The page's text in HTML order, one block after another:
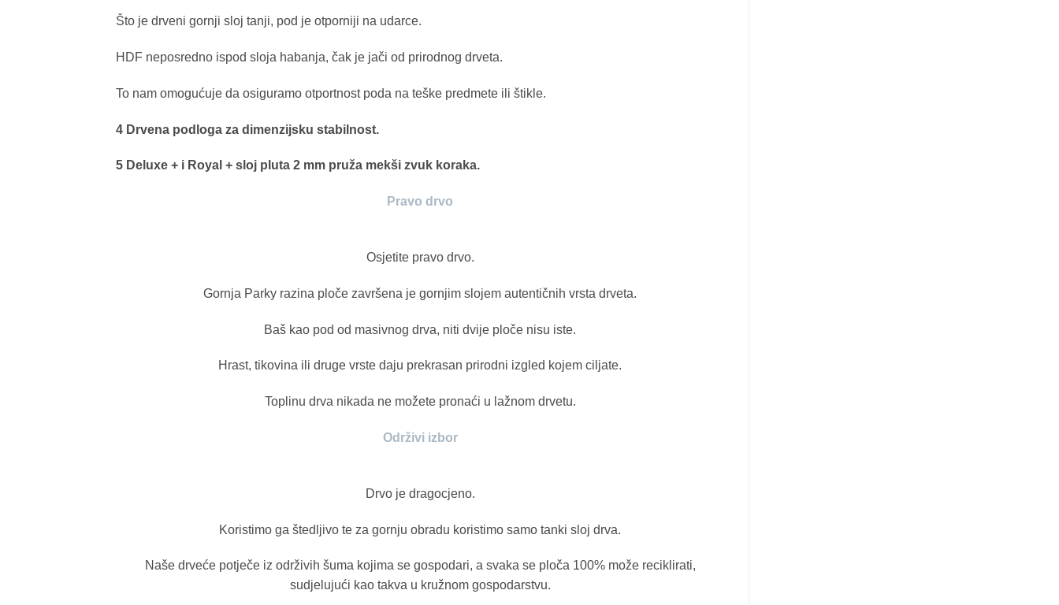
Što je drveni gornji sloj tanji, pod je otporniji na udarce.
HDF neposredno ispod sloja habanja, čak je jači od prirodnog drveta.
To nam omogućuje da osiguramo otportnost poda na teške predmete ili štikle.
4 Drvena podloga za dimenzijsku stabilnost.
5 Deluxe + i Royal + sloj pluta 2 mm pruža mekši zvuk koraka.
Pravo drvo
Osjetite pravo drvo.
Gornja Parky razina ploče završena je gornjim slojem autentičnih vrsta drveta.
Baš kao pod od masivnog drva, niti dvije ploče nisu iste.
Hrast, tikovina ili druge vrste daju prekrasan prirodni izgled kojem ciljate.
Toplinu drva nikada ne možete pronaći u lažnom drvetu.
Održivi izbor
Drvo je dragocjeno.
Koristimo ga štedljivo te za gornju obradu koristimo samo tanki sloj drva.
Naše drveće potječe iz održivih šuma kojima se gospodari, a svaka se ploča 100% može reciklirati,
sudjelujući kao takva u kružnom gospodarstvu.